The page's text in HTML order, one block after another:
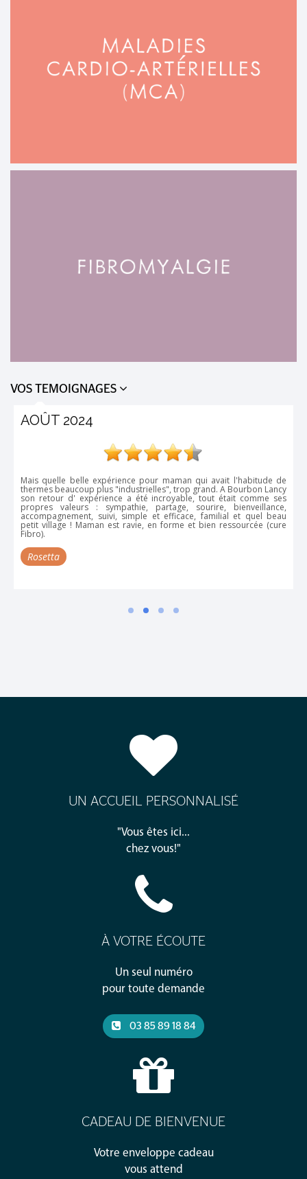
VOS TEMOIGNAGES
AOÛT 2024
Mais quelle belle expérience pour maman qui avait l'habitude de
thermes beaucoup plus "industrielles", trop grand. A Bourbon Lancy
son retour d' expérience a été incroyable, tout était comme ses
propres valeurs : sympathie, partage, sourire, bienveillance,
accompagnement, suivi, simple et efficace, familial et quel beau
petit village ! Maman est ravie, en forme et bien ressourcée (cure
Fibro).
Rosetta
UN ACCUEIL PERSONNALISÉ
"Vous êtes ici...
chez vous!"
À VOTRE ÉCOUTE
Un seul numéro
pour toute demande
03 85 89 18 84
CADEAU DE BIENVENUE
Votre enveloppe cadeau
vous attend